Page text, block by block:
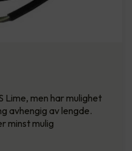
Lime, men har mulighet
avhengig av lengde.
minst mulig